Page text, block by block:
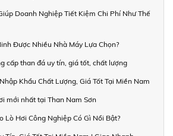
Doanh Nghiệp Tiết Kiệm Chi Phí Như Thế
Được Nhiều Nhà Máy Lựa Chọn?
cấp than đá uy tín, giá tốt, chất lượng
Khẩu Chất Lượng, Giá Tốt Tại Miền Nam
mới nhất tại Than Nam Sơn
Lò Hơi Công Nghiệp Có Gì Nổi Bật?